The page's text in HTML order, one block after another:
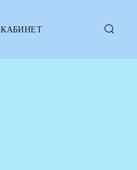
КАБИНЕТ